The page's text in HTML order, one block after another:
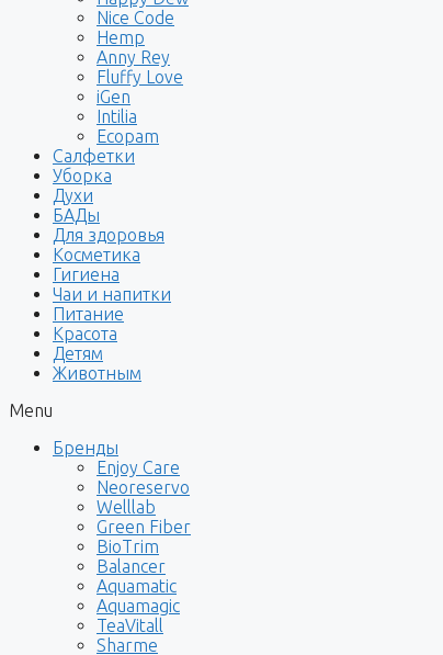
Nice Code
Hemp
Anny Rey
Fluffy Love
iGen
Intilia
Ecopam
Салфетки
Уборка
Духи
БАДы
Для здоровья
Косметика
Гигиена
Чаи и напитки
Питание
Красота
Детям
Животным
Menu
Бренды
Enjoy Care
Neoreservo
Welllab
Green Fiber
BioTrim
Balancer
Aquamatic
Aquamagic
TeaVitall
Sharme